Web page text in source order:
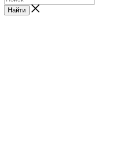
Найти